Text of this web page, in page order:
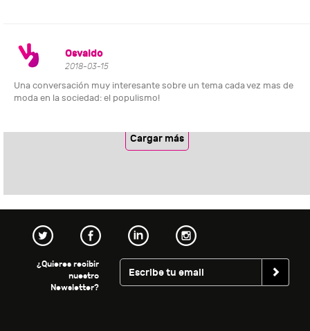
Osvaldo
2018-03-15
Una conversación muy interesante sobre un tema cada vez mas de
moda en la sociedad: el populismo!
Cargar más
¿Quieres recibir
nuestro
Newsletter?